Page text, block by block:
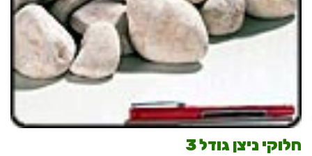
חלוקי ניצן גודל 3